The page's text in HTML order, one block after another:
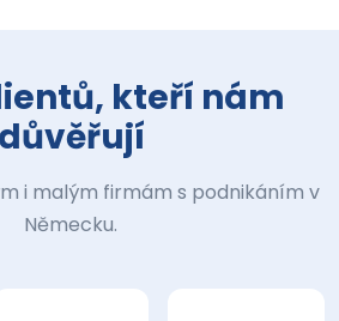
kteří nám
důvěřují
i malým firmám s podnikáním v
Německu.